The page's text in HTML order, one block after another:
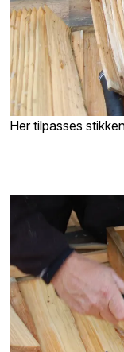
Her tilpasses